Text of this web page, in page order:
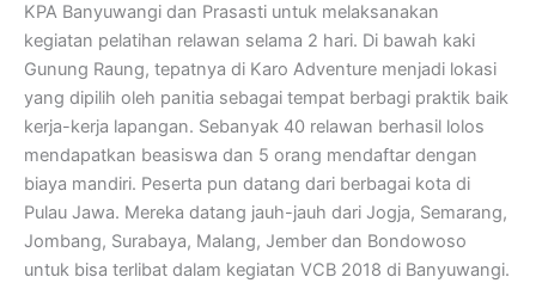
KPA Banyuwangi dan Prasasti untuk melaksanakan
kegiatan pelatihan relawan selama 2 hari. Di bawah kaki
Gunung Raung, tepatnya di Karo Adventure menjadi lokasi
yang dipilih oleh panitia sebagai tempat berbagi praktik baik
kerja-kerja lapangan. Sebanyak 40 relawan berhasil lolos
mendapatkan beasiswa dan 5 orang mendaftar dengan
biaya mandiri. Peserta pun datang dari berbagai kota di
Pulau Jawa. Mereka datang jauh-jauh dari Jogja, Semarang,
Jombang, Surabaya, Malang, Jember dan Bondowoso
untuk bisa terlibat dalam kegiatan VCB 2018 di Banyuwangi.